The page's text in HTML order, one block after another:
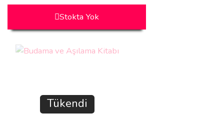
Stokta Yok
Tükendi